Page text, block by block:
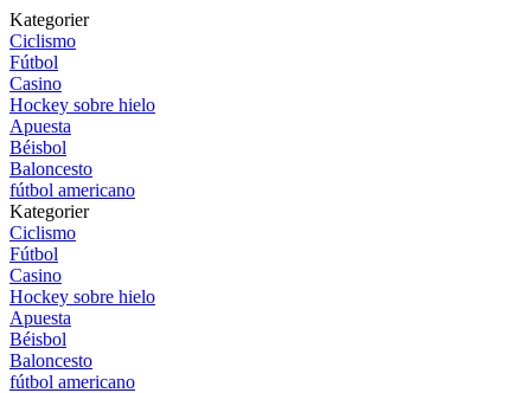
Kategorier
Ciclismo
Fútbol
Casino
Hockey sobre hielo
Apuesta
Béisbol
Baloncesto
fútbol americano
Kategorier
Ciclismo
Fútbol
Casino
Hockey sobre hielo
Apuesta
Béisbol
Baloncesto
fútbol americano